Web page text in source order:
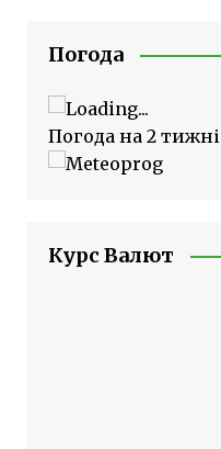
Погода
Погода на 2 тижні
Курс Валют